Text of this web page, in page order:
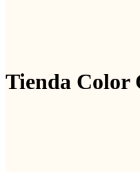
Tienda Color